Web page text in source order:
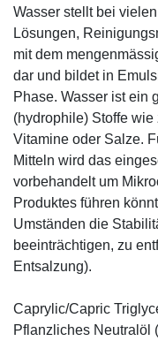
Wasser stellt bei
Lösungen,
mit dem
dar und bildet in
Phase. Wasser ist ein
(hydrophile) Stoffe
Vitamine oder Salze.
Mitteln wird das
vorbehandelt um
Produktes führen
Umständen die
beeinträchtigen, zu
Entsalzung).
Caprylic/Capric
Pflanzliches Neutralöl